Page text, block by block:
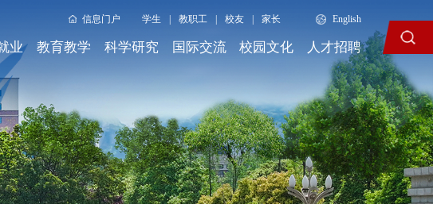
信息门户 学生 教职工 校友 家长 English
业 教育教学 科学研究 国际交流 校园文化 人才招聘